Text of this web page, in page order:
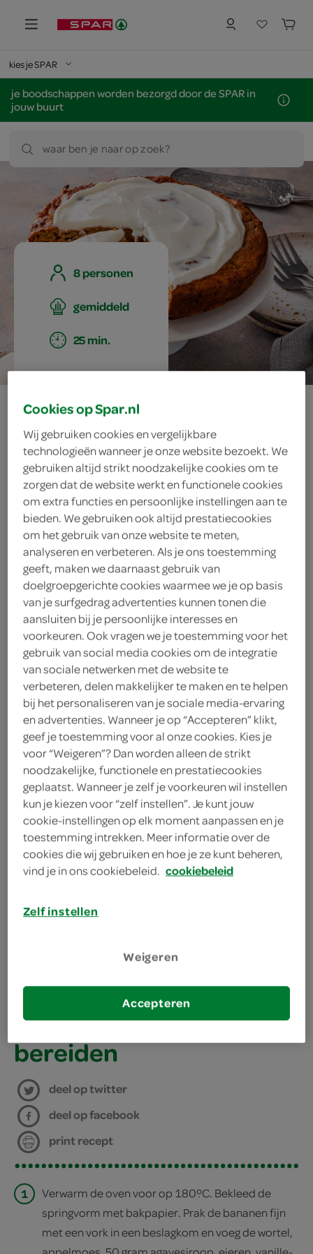
kies je SPAR
je boodschappen worden bezorgd door de SPAR in
jouw buurt
waar ben je naar op zoek?
8 personen
gemiddeld
25 min.
carrot cake light
ingrediënten
200 gram roomkaas
1 eetlepel speculaaskruiden
180 gram volkorenmeel
1 theelepels bakpoeder
150 milliliter melk
1 theelepel vanille-essence
2 eieren
70 gram agavesiroop
150 gram appelmoes
250 gram wortels
2 bananen
springvorm
bakpapier
bereiden
deel op twitter
deel op facebook
print recept
1
Verwarm de oven voor op 180ºC. Bekleed de
springvorm met bakpapier. Prak de bananen fijn
met een vork in een beslagkom en voeg de wortel,
Cookies op Spar.nl
Wij gebruiken cookies en vergelijkbare
technologieën wanneer je onze website bezoekt. We
gebruiken altijd strikt noodzakelijke cookies om te
zorgen dat de website werkt en functionele cookies
om extra functies en persoonlijke instellingen aan te
bieden. We gebruiken ook altijd prestatiecookies
om het gebruik van onze website te meten,
analyseren en verbeteren. Als je ons toestemming
geeft, maken we daarnaast gebruik van
doelgroepgerichte cookies waarmee we je op basis
van je surfgedrag advertenties kunnen tonen die
aansluiten bij je persoonlijke interesses en
voorkeuren. Ook vragen we je toestemming voor het
gebruik van social media cookies om de integratie
van sociale netwerken met de website te
verbeteren, delen makkelijker te maken en te helpen
bij het personaliseren van je sociale media-ervaring
en advertenties. Wanneer je op “Accepteren” klikt,
geef je toestemming voor al onze cookies. Kies je
voor “Weigeren”? Dan worden alleen de strikt
noodzakelijke, functionele en prestatiecookies
geplaatst. Wanneer je zelf je voorkeuren wil instellen
kun je kiezen voor “zelf instellen”. Je kunt jouw
cookie-instellingen op elk moment aanpassen en je
toestemming intrekken. Meer informatie over de
cookies die wij gebruiken en hoe je ze kunt beheren,
vind je in ons cookiebeleid. cookiebeleid
Zelf instellen
Weigeren
Accepteren